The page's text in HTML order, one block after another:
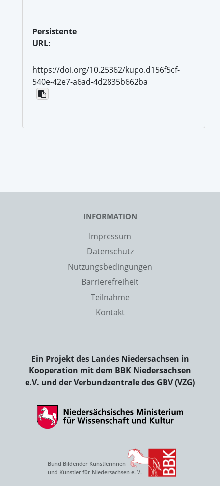
Persistente
URL:
https://doi.org/10.25362/kupo.d156f5cf-
540e-42e7-a6ad-4d2835b662ba
INFORMATION
Impressum
Datenschutz
Nutzungsbedingungen
Barrierefreiheit
Teilnahme
Kontakt
Ein Projekt des Landes Niedersachsen in
Kooperation mit dem BBK Niedersachsen
e.V. und der Verbundzentrale des GBV (VZG)
Bund Bildender Künstlerinnen
und Künstler für Niedersachsen e. V.